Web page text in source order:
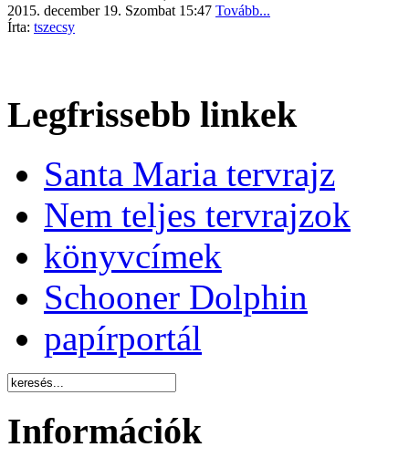
2015. december 19. Szombat 15:47 Tovább...
Írta: tszecsy
Legfrissebb linkek
Santa Maria tervrajz
Nem teljes tervrajzok
könyvcímek
Schooner Dolphin
papírportál
Információk